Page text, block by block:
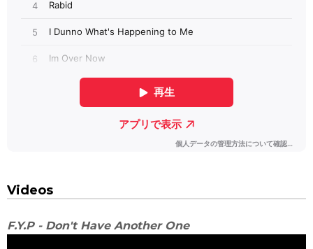
Videos
F.Y.P - Don't Have Another One